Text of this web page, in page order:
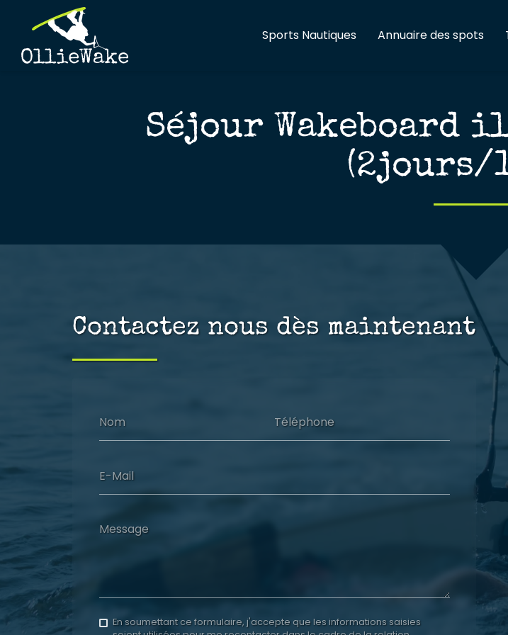
Sports Nautiques Annuaire des spots
Séjour Wakeboard
(2jours/
Contactez nous dès maintenant
Nom Téléphone
E-Mail
Message
En soumettant ce formulaire, j'accepte que les informations saisies